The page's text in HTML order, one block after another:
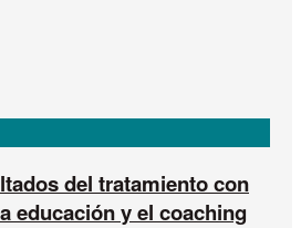
del tratamiento con
educación y el coaching